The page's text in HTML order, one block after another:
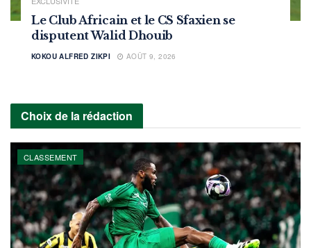
Le Club Africain et le CS Sfaxien se
disputent Walid Dhouib
KOKOU ALFRED ZIKPI AOÛT 9, 2026
Choix de la rédaction
CLASSEMENT